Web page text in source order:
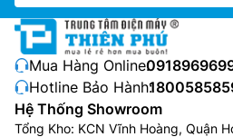
tivi Samsung Neo QLED này
âm thanh cao cấp là Object
(OTSPro) và Dolby Atmos.
Phân loại tivi Samsung
màn hình
Mua Hàng Online:
Hotline Bảo Hành:
Hệ Thống Showroom
Tổng Kho: KCN Vĩnh Hoàng, Quận